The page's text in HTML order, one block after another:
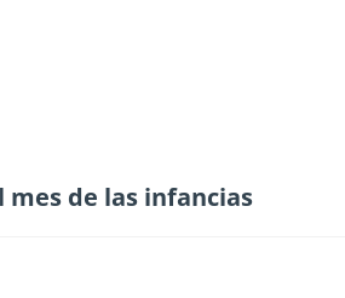
mes de las infancias